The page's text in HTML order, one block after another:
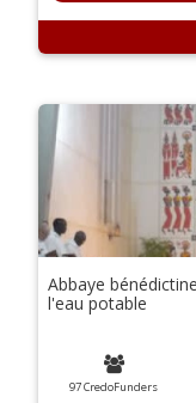
Abbaye
l'eau potable
97 CredoFunders